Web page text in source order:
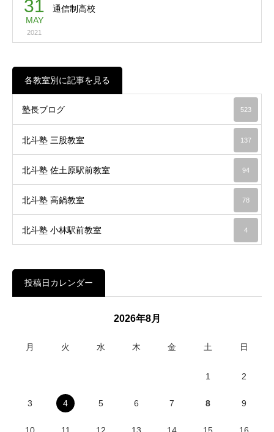
31
MAY
2021
通信制高校
各教室別に記事を見る
塾長ブログ 523
北斗塾 三股教室 137
北斗塾 佐土原駅前教室 94
北斗塾 高鍋教室 78
北斗塾 小林駅前教室 4
投稿日カレンダー
2026年8月
月 火 水 木 金 土 日
1 2
3 4 5 6 7 8 9
10 11 12 13 14 15 16